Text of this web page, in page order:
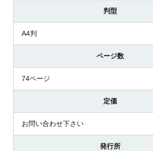
判型
A4判
ページ数
74ページ
定価
お問い合わせ下さい
発行所